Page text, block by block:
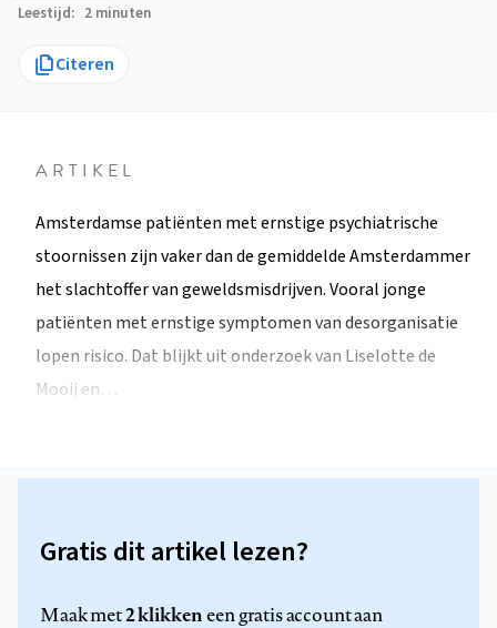
Leestijd 2 minuten
Citeren
ARTIKEL
Amsterdamse patiënten met ernstige psychiatrische
stoornissen zijn vaker dan de gemiddelde Amsterdammer
het slachtoffer van geweldsmisdrijven. Vooral jonge
patiënten met ernstige symptomen van desorganisatie
lopen risico. Dat blijkt uit onderzoek van Liselotte de
Mooij en…
Gratis dit artikel lezen?
Maak met2 klikkeneen gratis account aan